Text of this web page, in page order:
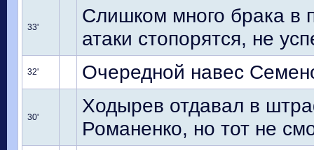
33'
Слишком много брака в
атаки стопорятся, не
32' Очередной навес
30'
Ходырев отдавал в
Романенко, но тот не